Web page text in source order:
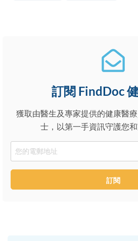
訂閱 FindDoc
獲取由醫生及專家提供的健康醫
士，以第一手資訊守護您和
Email
訂閱